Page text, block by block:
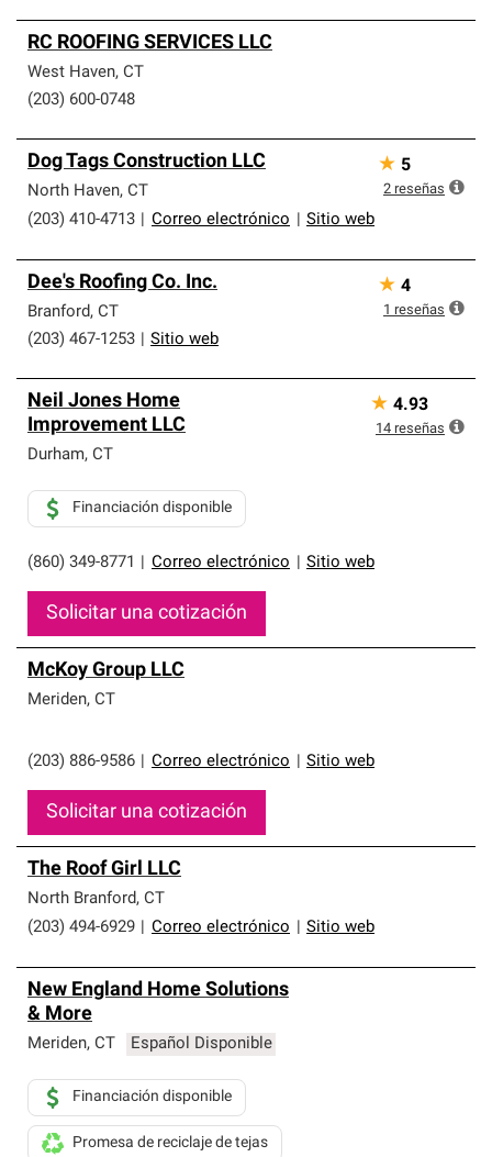
RC ROOFING SERVICES LLC
West Haven, CT
(203) 600-0748
Dog Tags Construction LLC
North Haven, CT
(203) 410-4713
Correo electrónico Sitio web
★ 5
2 reseñas
Dee's Roofing Co. Inc.
Branford, CT
(203) 467-1253
Sitio web
★ 4
1 reseñas
Neil Jones Home
Improvement LLC
Durham, CT
(860) 349-8771 Correo electrónico Sitio web
Financiación disponible
Solicitar una cotización
★ 4.93
14 reseñas
McKoy Group LLC
Meriden, CT
(203) 886-9586 Correo electrónico Sitio web
Solicitar una cotización
The Roof Girl LLC
North Branford, CT
(203) 494-6929
Correo electrónico Sitio web
New England Home Solutions
& More
Meriden, CT Español Disponible
Financiación disponible
Promesa de reciclaje de tejas